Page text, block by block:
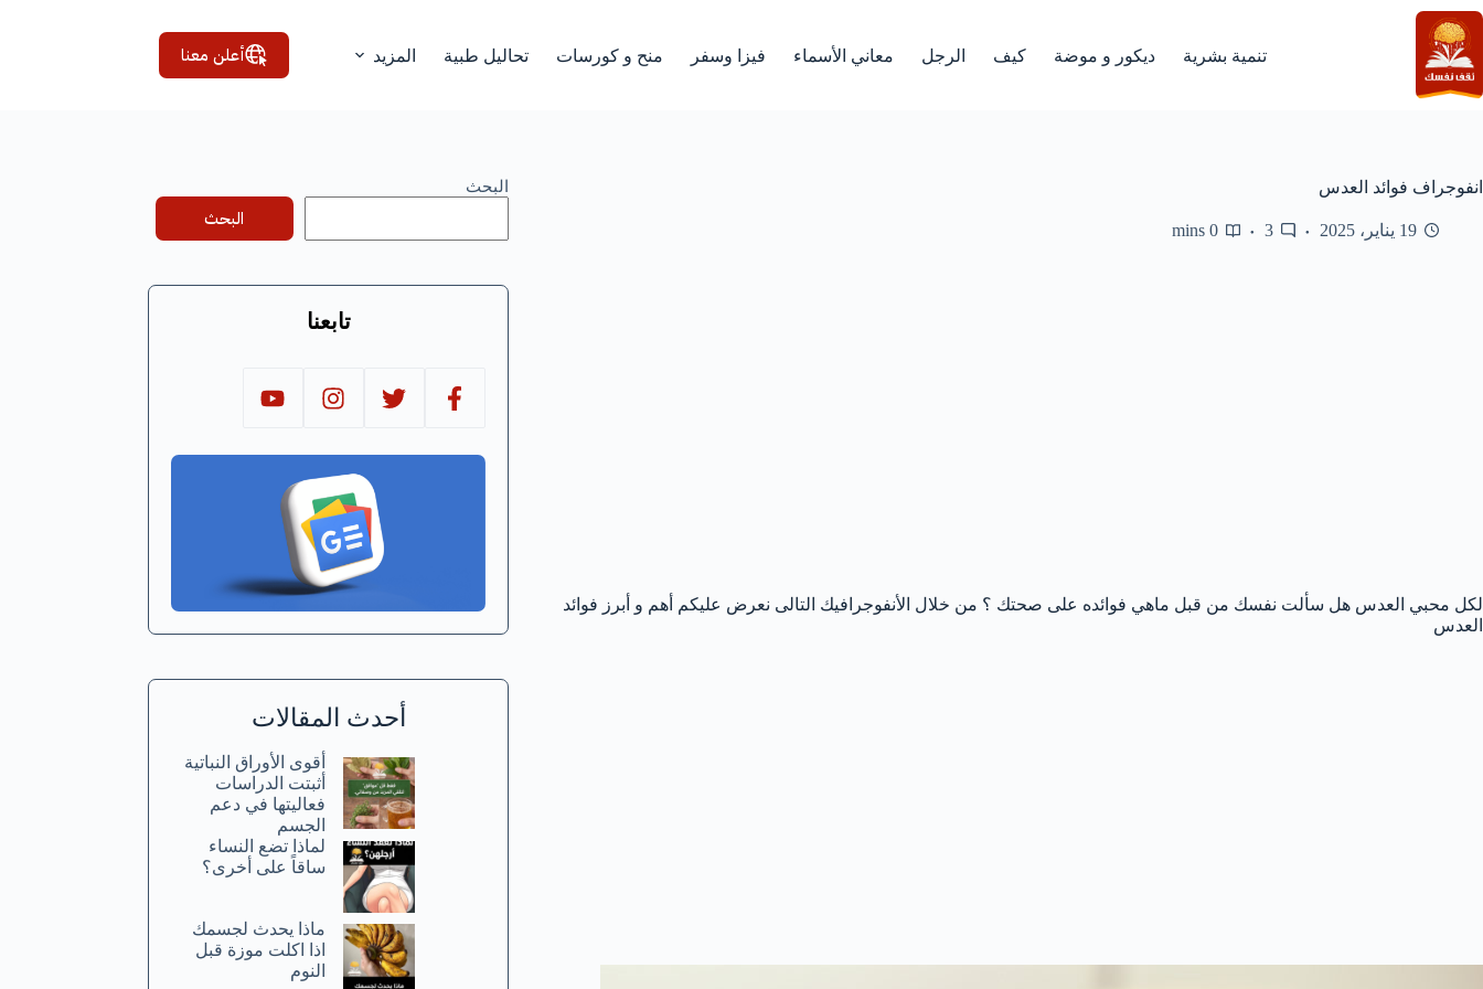
التجاوز
إلى
المحتوى
تنمية بشرية ديكور و موضة كيف الرجل معاني الأسماء فيزا وسفر منح و كورسات تحاليل طبية المزيد أعلن معنا
انفوجراف فوائد العدس
19 يناير، 2025 3
0 mins
لكل محبي العدس هل سألت نفسك من قبل ماهي فوائده على صحتك ؟ من خلال الأنفوجرافيك التالى نعرض عليكم أهم و أبرز فوائد
العدس
البحث
البحث
تابعنا
أحدث المقالات
أقوى الأوراق النباتية
أثبتت الدراسات
فعاليتها في دعم
الجسم
لماذا تضع النساء
ساقاً على أخرى؟
ماذا يحدث لجسمك
اذا اكلت موزة قبل
النوم